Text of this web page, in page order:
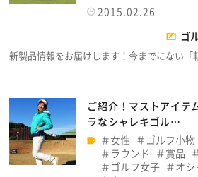
2015.02.26
ゴ
新製品情報をお届けします！今までにない
ご紹介！マストアイ
ラなシャレキゴル…
女性
ゴルフ小物
ラウンド
賞品
ゴルフ女子
オシ